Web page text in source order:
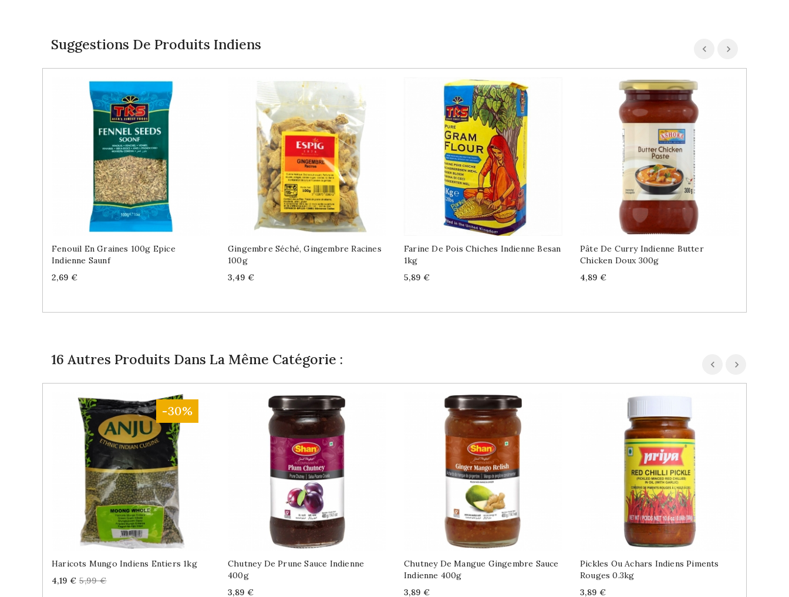
Suggestions De Produits Indiens
Fenouil En Graines 100g Epice
Indienne Saunf
Price
2,69 €
Gingembre Séché, Gingembre Racines
100g
Price
3,49 €
Farine De Pois Chiches Indienne Besan
1kg
Price
5,89 €
Pâte De Curry Indienne Butter
Chicken Doux 300g
Price
4,89 €
16 Autres Produits Dans La Même Catégorie :
-30%
Haricots Mungo Indiens Entiers 1kg
Price
4,19 € Regular
5,99 €
Chutney De Prune Sauce Indienne
400g
Price
3,89 €
Chutney De Mangue Gingembre Sauce
Indienne 400g
Price
3,89 €
Pickles Ou Achars Indiens Piments
Rouges 0.3kg
Price
3,89 €